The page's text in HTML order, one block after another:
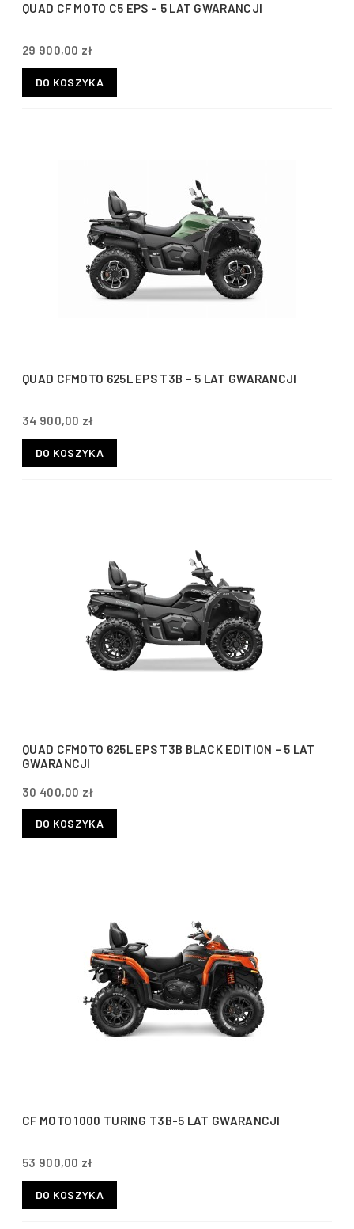
QUAD CF MOTO C5 EPS – 5 LAT GWARANCJI
29 900,00 zł
DO KOSZYKA
QUAD CFMOTO 625L EPS T3B – 5 LAT GWARANCJI
34 900,00 zł
DO KOSZYKA
QUAD CFMOTO 625L EPS T3B BLACK EDITION – 5 LAT
GWARANCJI
30 400,00 zł
DO KOSZYKA
CF MOTO 1000 TURING T3B-5 LAT GWARANCJI
53 900,00 zł
DO KOSZYKA